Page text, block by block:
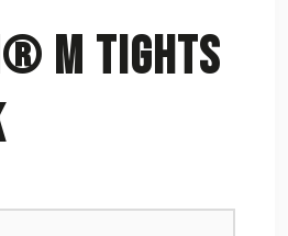
M TIGHTS